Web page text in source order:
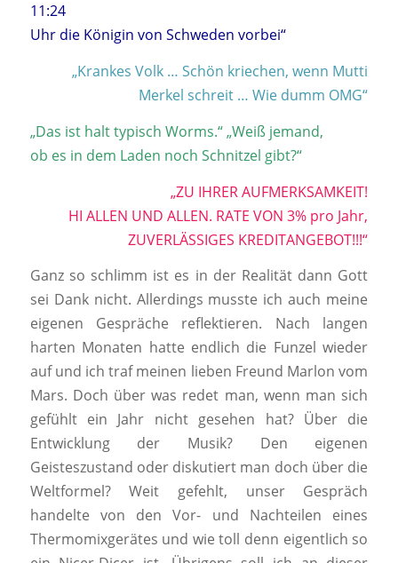
11:24
Uhr die Königin von Schweden vorbei“
„Krankes Volk … Schön kriechen, wenn Mutti
Merkel schreit … Wie dumm OMG“
„Das ist halt typisch Worms.“ „Weiß jemand,
ob es in dem Laden noch Schnitzel gibt?“
„ZU IHRER AUFMERKSAMKEIT!
HI ALLEN UND ALLEN. RATE VON 3% pro Jahr,
ZUVERLÄSSIGES KREDITANGEBOT!!!“
Ganz so schlimm ist es in der Realität dann Gott
sei Dank nicht. Allerdings musste ich auch meine
eigenen Gespräche reflektieren. Nach langen
harten Monaten hatte endlich die Funzel wieder
auf und ich traf meinen lieben Freund Marlon vom
Mars. Doch über was redet man, wenn man sich
gefühlt ein Jahr nicht gesehen hat? Über die
Entwicklung der Musik? Den eigenen
Geisteszustand oder diskutiert man doch über die
Weltformel? Weit gefehlt, unser Gespräch
handelte von den Vor- und Nachteilen eines
Thermomixgerätes und wie toll denn eigentlich so